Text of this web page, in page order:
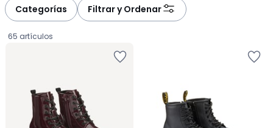
Categorías Filtrar y Ordenar
65 artículos